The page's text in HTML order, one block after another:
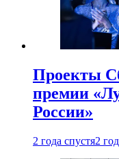
Проекты
премии
России»
2 года спустя2